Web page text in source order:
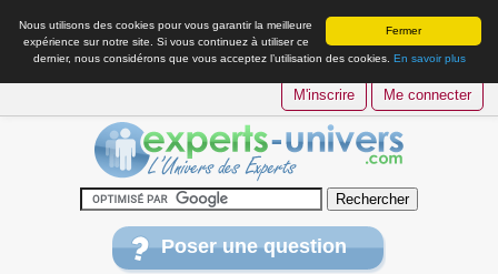
Fermer
Nous utilisons des cookies pour vous garantir la meilleure
expérience sur notre site. Si vous continuez à utiliser ce
dernier, nous considérons que vous acceptez l’utilisation des cookies. En savoir plus
M'inscrire Me connecter
Poser une question